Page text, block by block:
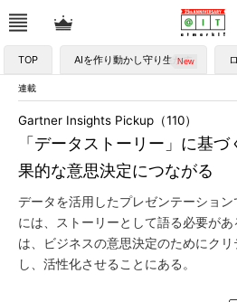
TOP AIを作り動かし守り生かす
連載
「データストーリー」に基
果的な意思決定につながる
Gartner Insights Pickup（110）
データを活用したプレゼンテーショ
には、ストーリーとして語る必要が
は、ビジネスの意思決定のためにク
し、活性化させることにある。